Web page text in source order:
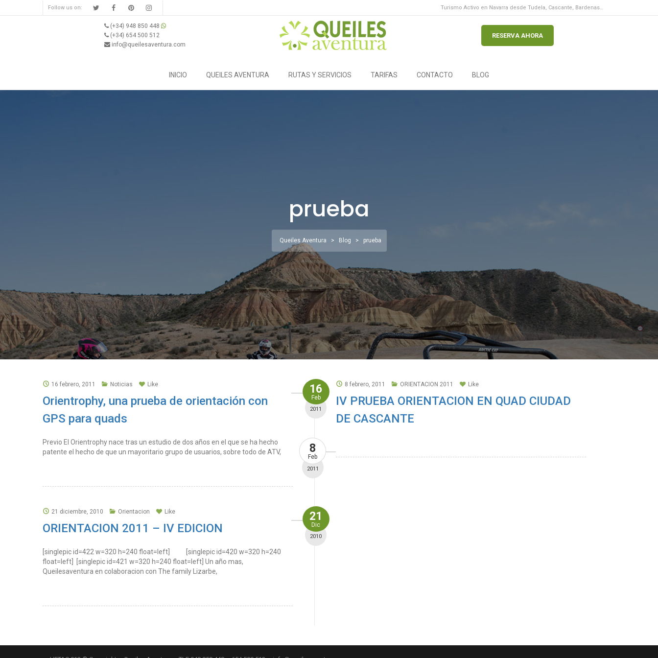
Follow us on: Turismo Activo en Navarra desde Tudela, Cascante, Bardenas…
(+34) 948 850 448
(+34) 654 500 512
info@queilesaventura.com
RESERVA AHORA
INICIO QUEILES AVENTURA RUTAS Y SERVICIOS TARIFAS CONTACTO BLOG
prueba
Queiles Aventura > Blog > prueba
16
Feb
2011
16 febrero, 2011 Noticias Like
Orientrophy, una prueba de orientación con
GPS para quads
Previo El Orientrophy nace tras un estudio de dos años en el que se ha hecho
patente el hecho de que un mayoritario grupo de usuarios, sobre todo de ATV,
8
Feb
2011
8 febrero, 2011 ORIENTACION 2011 Like
IV PRUEBA ORIENTACION EN QUAD CIUDAD
DE CASCANTE
21
Dic
2010
21 diciembre, 2010 Orientacion Like
ORIENTACION 2011 – IV EDICION
[singlepic id=422 w=320 h=240 float=left] [singlepic id=420 w=320 h=240
float=left] [singlepic id=421 w=320 h=240 float=left] Un año mas,
Queilesaventura en colaboracion con The family Lizarbe,